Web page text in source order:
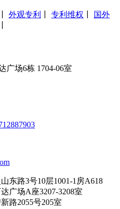
外观专利 专利维权
国外
广场6栋 1704-06室
东路3号10层1001-1房A618
广场A座3207-3208室
路2055号205室